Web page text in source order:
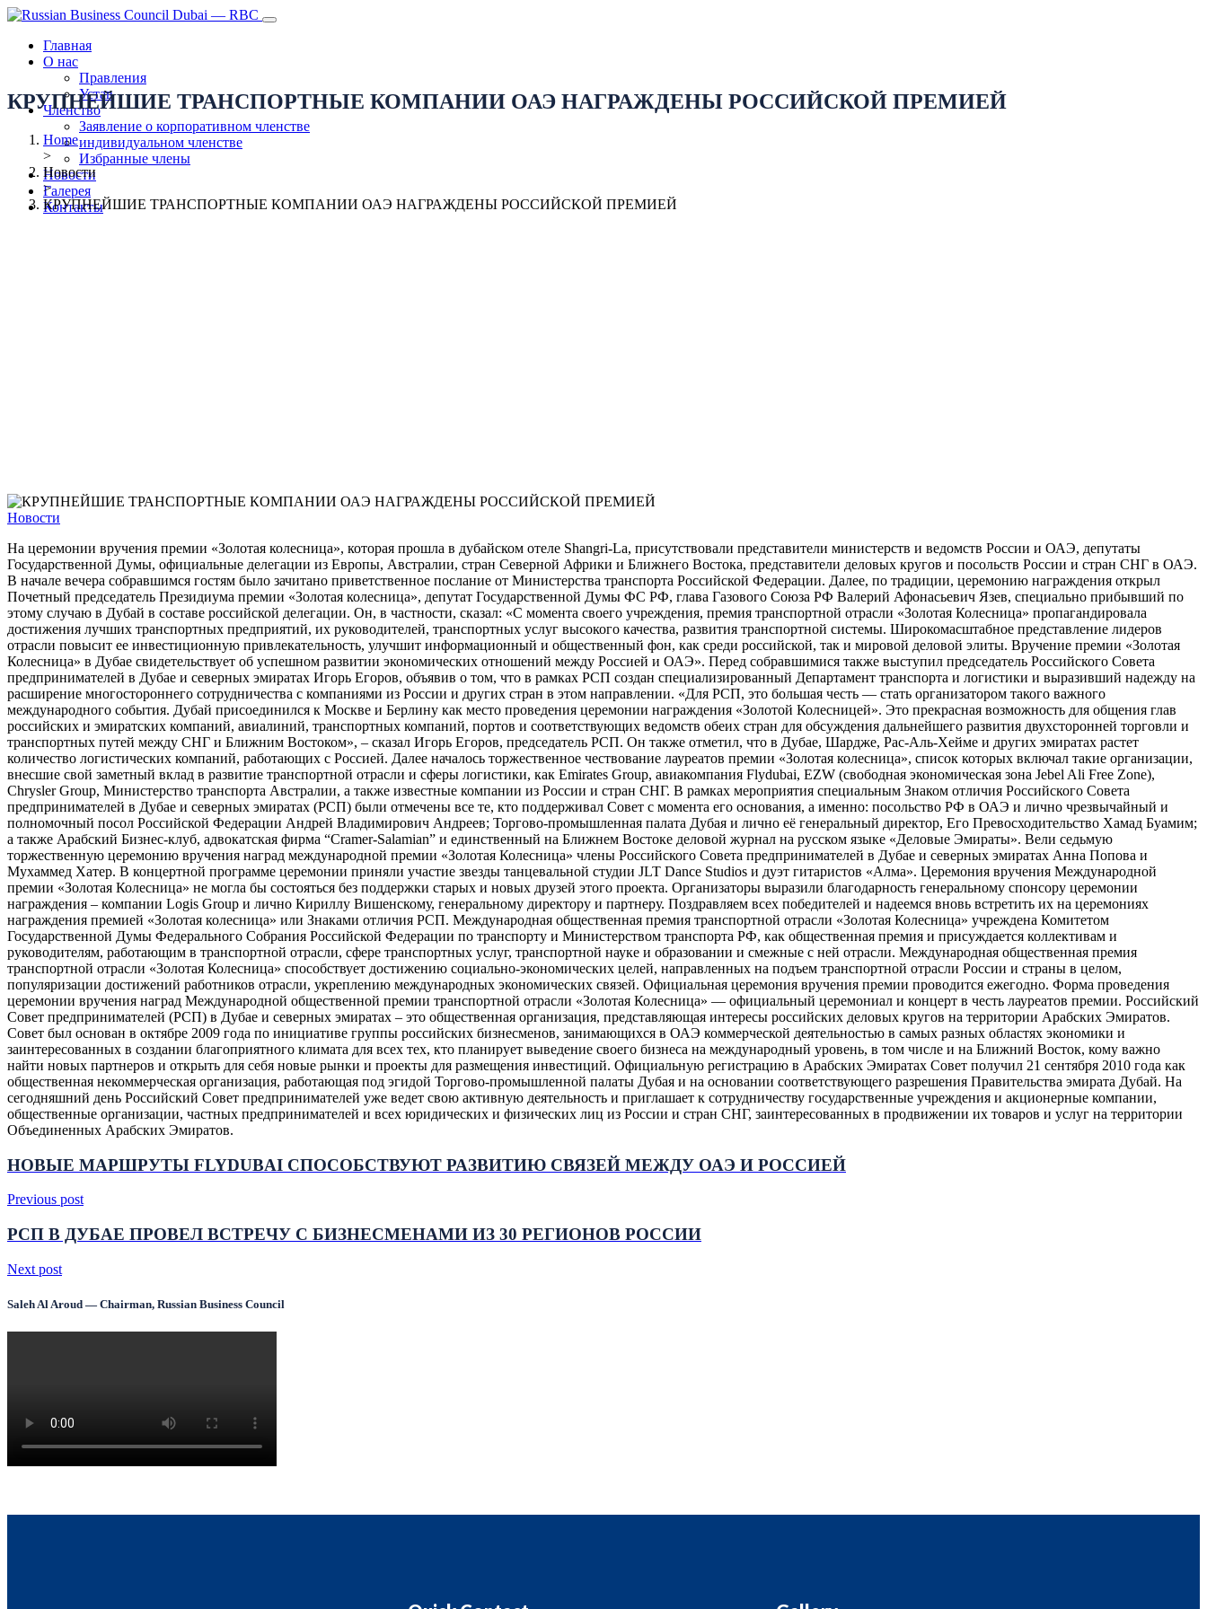
Главная
О нас
Правления
Устав
Членство
Заявление о корпоративном членстве
индивидуальном членстве
Избранные члены
Новости
Галерея
Контакты
КРУПНЕЙШИЕ ТРАНСПОРТНЫЕ КОМПАНИИ ОАЭ НАГРАЖДЕНЫ РОССИЙСКОЙ ПРЕМИЕЙ
Home
>
Новости
>
КРУПНЕЙШИЕ ТРАНСПОРТНЫЕ КОМПАНИИ ОАЭ НАГРАЖДЕНЫ РОССИЙСКОЙ ПРЕМИЕЙ
Новости
На церемонии вручения премии «Золотая колесница», которая прошла в дубайском отеле Shangri-La, присутствовали представители министерств и ведомств России и ОАЭ, депутаты
Государственной Думы, официальные делегации из Европы, Австралии, стран Северной Африки и Ближнего Востока, представители деловых кругов и посольств России и стран СНГ в ОАЭ.
В начале вечера собравшимся гостям было зачитано приветственное послание от Министерства транспорта Российской Федерации. Далее, по традиции, церемонию награждения открыл
Почетный председатель Президиума премии «Золотая колесница», депутат Государственной Думы ФС РФ, глава Газового Союза РФ Валерий Афонасьевич Язев, специально прибывший по
этому случаю в Дубай в составе российской делегации. Он, в частности, сказал: «С момента своего учреждения, премия транспортной отрасли «Золотая Колесница» пропагандировала
достижения лучших транспортных предприятий, их руководителей, транспортных услуг высокого качества, развития транспортной системы. Широкомасштабное представление лидеров
отрасли повысит ее инвестиционную привлекательность, улучшит информационный и общественный фон, как среди российской, так и мировой деловой элиты. Вручение премии «Золотая
Колесница» в Дубае свидетельствует об успешном развитии экономических отношений между Россией и ОАЭ». Перед собравшимися также выступил председатель Российского Совета
предпринимателей в Дубае и северных эмиратах Игорь Егоров, объявив о том, что в рамках РСП создан специализированный Департамент транспорта и логистики и выразивший надежду на
расширение многостороннего сотрудничества с компаниями из России и других стран в этом направлении. «Для РСП, это большая честь — стать организатором такого важного
международного события. Дубай присоединился к Москве и Берлину как место проведения церемонии награждения «Золотой Колесницей». Это прекрасная возможность для общения глав
российских и эмиратских компаний, авиалиний, транспортных компаний, портов и соответствующих ведомств обеих стран для обсуждения дальнейшего развития двухсторонней торговли и
транспортных путей между СНГ и Ближним Востоком», – сказал Игорь Егоров, председатель РСП. Он также отметил, что в Дубае, Шардже, Рас-Аль-Хейме и других эмиратах растет
количество логистических компаний, работающих с Россией. Далее началось торжественное чествование лауреатов премии «Золотая колесница», список которых включал такие организации,
внесшие свой заметный вклад в развитие транспортной отрасли и сферы логистики, как Emirates Group, авиакомпания Flydubai, EZW (свободная экономическая зона Jebel Ali Free Zone),
Chrysler Group, Министерство транспорта Австралии, а также известные компании из России и стран СНГ. В рамках мероприятия специальным Знаком отличия Российского Совета
предпринимателей в Дубае и северных эмиратах (РСП) были отмечены все те, кто поддерживал Совет с момента его основания, а именно: посольство РФ в ОАЭ и лично чрезвычайный и
полномочный посол Российской Федерации Андрей Владимирович Андреев; Торгово-промышленная палата Дубая и лично её генеральный директор, Его Превосходительство Хамад Буамим;
а также Арабский Бизнес-клуб, адвокатская фирма “Cramer-Salamian” и единственный на Ближнем Востоке деловой журнал на русском языке «Деловые Эмираты». Вели седьмую
торжественную церемонию вручения наград международной премии «Золотая Колесница» члены Российского Совета предпринимателей в Дубае и северных эмиратах Анна Попова и
Мухаммед Хатер. В концертной программе церемонии приняли участие звезды танцевальной студии JLT Dance Studios и дуэт гитаристов «Алма». Церемония вручения Международной
премии «Золотая Колесница» не могла бы состояться без поддержки старых и новых друзей этого проекта. Организаторы выразили благодарность генеральному спонсору церемонии
награждения – компании Logis Group и лично Кириллу Вишенскому, генеральному директору и партнеру. Поздравляем всех победителей и надеемся вновь встретить их на церемониях
награждения премией «Золотая колесница» или Знаками отличия РСП. Международная общественная премия транспортной отрасли «Золотая Колесница» учреждена Комитетом
Государственной Думы Федерального Собрания Российской Федерации по транспорту и Министерством транспорта РФ, как общественная премия и присуждается коллективам и
руководителям, работающим в транспортной отрасли, сфере транспортных услуг, транспортной науке и образовании и смежные с ней отрасли. Международная общественная премия
транспортной отрасли «Золотая Колесница» способствует достижению социально-экономических целей, направленных на подъем транспортной отрасли России и страны в целом,
популяризации достижений работников отрасли, укреплению международных экономических связей. Официальная церемония вручения премии проводится ежегодно. Форма проведения
церемонии вручения наград Международной общественной премии транспортной отрасли «Золотая Колесница» — официальный церемониал и концерт в честь лауреатов премии. Российский
Совет предпринимателей (РСП) в Дубае и северных эмиратах – это общественная организация, представляющая интересы российских деловых кругов на территории Арабских Эмиратов.
Совет был основан в октябре 2009 года по инициативе группы российских бизнесменов, занимающихся в ОАЭ коммерческой деятельностью в самых разных областях экономики и
заинтересованных в создании благоприятного климата для всех тех, кто планирует выведение своего бизнеса на международный уровень, в том числе и на Ближний Восток, кому важно
найти новых партнеров и открыть для себя новые рынки и проекты для размещения инвестиций. Официальную регистрацию в Арабских Эмиратах Совет получил 21 сентября 2010 года как
общественная некоммерческая организация, работающая под эгидой Торгово-промышленной палаты Дубая и на основании соответствующего разрешения Правительства эмирата Дубай. На
сегодняшний день Российский Совет предпринимателей уже ведет свою активную деятельность и приглашает к сотрудничеству государственные учреждения и акционерные компании,
общественные организации, частных предпринимателей и всех юридических и физических лиц из России и стран СНГ, заинтересованных в продвижении их товаров и услуг на территории
Объединенных Арабских Эмиратов.
НОВЫЕ МАРШРУТЫ FLYDUBAI СПОСОБСТВУЮТ РАЗВИТИЮ СВЯЗЕЙ МЕЖДУ ОАЭ И РОССИЕЙ
Previous post
РСП В ДУБАЕ ПРОВЕЛ ВСТРЕЧУ С БИЗНЕСМЕНАМИ ИЗ 30 РЕГИОНОВ РОССИИ
Next post
Saleh Al Aroud — Chairman, Russian Business Council